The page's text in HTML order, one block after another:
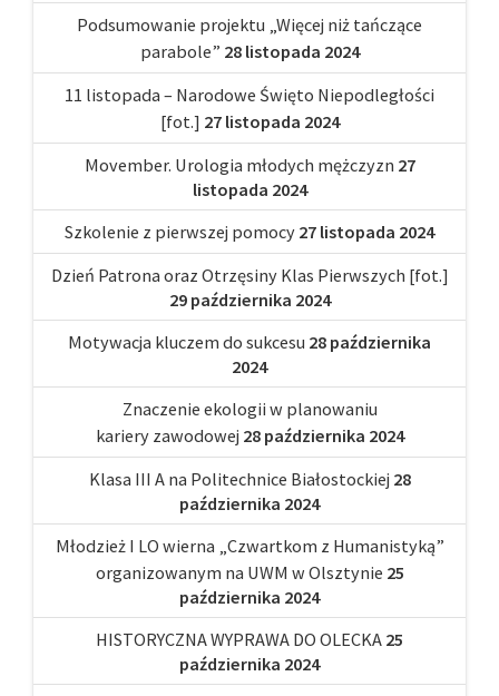
Podsumowanie projektu „Więcej niż tańczące
parabole” 28 listopada 2024
11 listopada – Narodowe Święto Niepodległości
[fot.] 27 listopada 2024
Movember. Urologia młodych mężczyzn 27
listopada 2024
Szkolenie z pierwszej pomocy 27 listopada 2024
Dzień Patrona oraz Otrzęsiny Klas Pierwszych [fot.]
29 października 2024
Motywacja kluczem do sukcesu 28 października
2024
Znaczenie ekologii w planowaniu
kariery zawodowej 28 października 2024
Klasa III A na Politechnice Białostockiej 28
października 2024
Młodzież I LO wierna „Czwartkom z Humanistyką”
organizowanym na UWM w Olsztynie 25
października 2024
HISTORYCZNA WYPRAWA DO OLECKA 25
października 2024